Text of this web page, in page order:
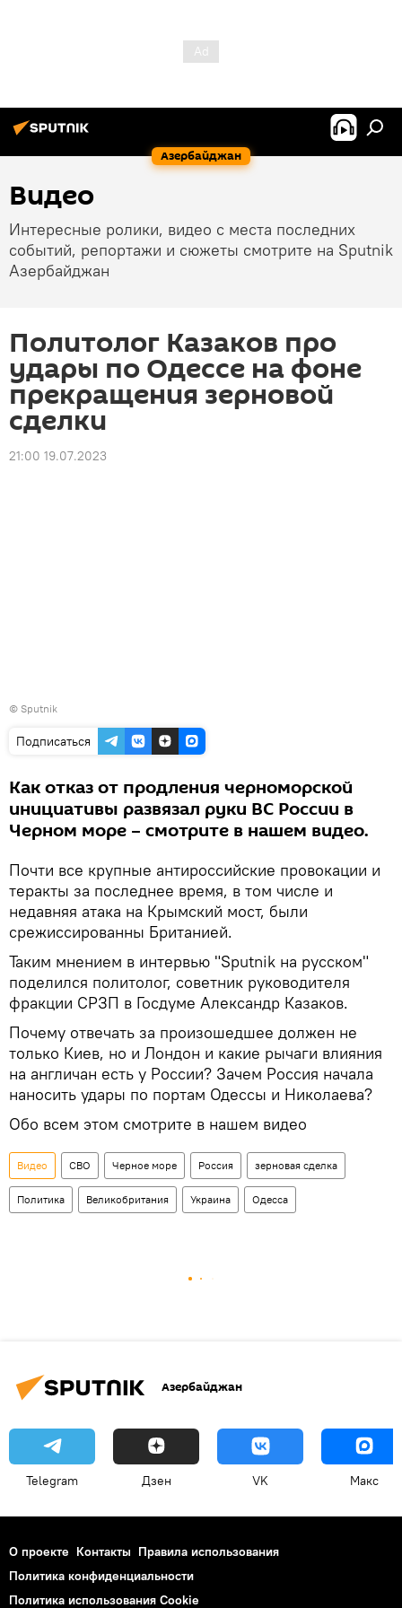
Азербайджан
Видео
Интересные ролики, видео с места последних
событий, репортажи и сюжеты смотрите на Sputnik
Азербайджан
Политолог Казаков про
удары по Одессе на фоне
прекращения зерновой
сделки
21:00 19.07.2023
© Sputnik
Подписаться
Как отказ от продления черноморской
инициативы развязал руки ВС России в
Черном море – смотрите в нашем видео.
Почти все крупные антироссийские провокации и
теракты за последнее время, в том числе и
недавняя атака на Крымский мост, были
срежиссированны Британией.
Таким мнением в интервью "Sputnik на русском"
поделился политолог, советник руководителя
фракции СРЗП в Госдуме Александр Казаков.
Почему отвечать за произошедшее должен не
только Киев, но и Лондон и какие рычаги влияния
на англичан есть у России? Зачем Россия начала
наносить удары по портам Одессы и Николаева?
Обо всем этом смотрите в нашем видео
Видео СВО Черное море Россия зерновая сделка
Политика Великобритания Украина Одесса
Азербайджан
Telegram Дзен VK Макс
О проекте Контакты Правила использования
Политика конфиденциальности
Политика использования Cookie